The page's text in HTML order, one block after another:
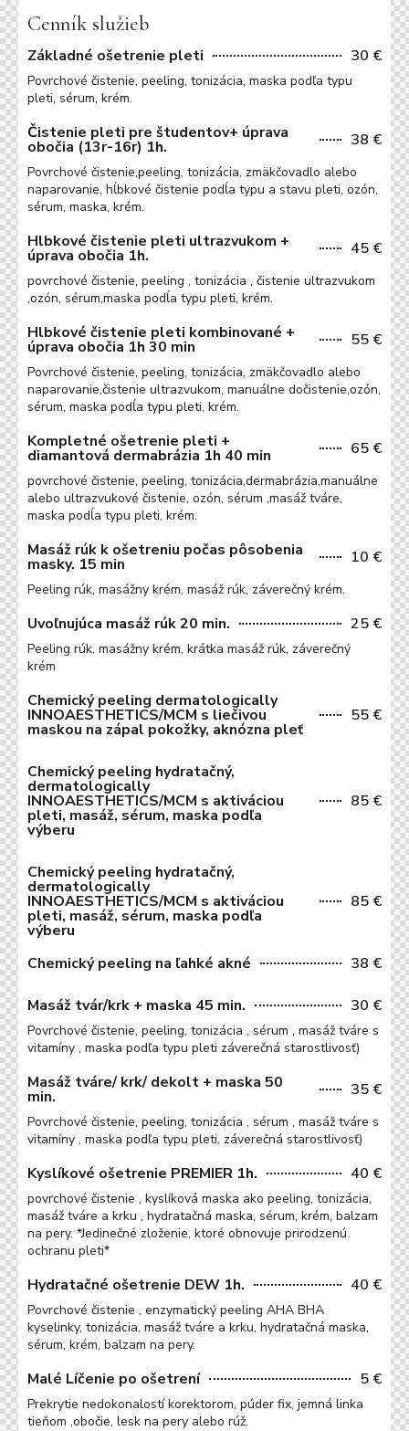
Cenník služieb
Základné ošetrenie pleti 30 €
Povrchové čistenie, peeling, tonizácia, maska podľa typu
pleti, sérum, krém.
Čistenie pleti pre študentov+ úprava
obočia (13r-16r) 1h. 38 €
Povrchové čistenie,peeling, tonizácia, zmäkčovadlo alebo
naparovanie, hĺbkové čistenie podĺa typu a stavu pleti, ozón,
sérum, maska, krém.
Hlbkové čistenie pleti ultrazvukom +
úprava obočia 1h. 45 €
povrchové čistenie, peeling , tonizácia , čistenie ultrazvukom
,ozón, sérum,maska podĺa typu pleti, krém.
Hlbkové čistenie pleti kombinované +
úprava obočia 1h 30 min 55 €
Povrchové čistenie, peeling, tonizácia, zmäkčovadlo alebo
naparovanie,čistenie ultrazvukom, manuálne dočistenie,ozón,
sérum, maska podĺa typu pleti, krém.
Kompletné ošetrenie pleti +
diamantová dermabrázia 1h 40 min 65 €
povrchové čistenie, peeling, tonizácia,dermabrázia,manuálne
alebo ultrazvukové čistenie, ozón, sérum ,masáž tváre,
maska podĺa typu pleti, krém.
Masáž rúk k ošetreniu počas pôsobenia
masky. 15 min 10 €
Peeling rúk, masážny krém, masáž rúk, záverečný krém.
Uvoľnujúca masáž rúk 20 min. 25 €
Peeling rúk, masážny krém, krátka masáž rúk, záverečný
krém
Chemický peeling dermatologically
INNOAESTHETICS/MCM s liečivou
maskou na zápal pokožky, aknózna pleť
55 €
Chemický peeling hydratačný,
dermatologically
INNOAESTHETICS/MCM s aktiváciou
pleti, masáž, sérum, maska podľa
výberu
85 €
Chemický peeling hydratačný,
dermatologically
INNOAESTHETICS/MCM s aktiváciou
pleti, masáž, sérum, maska podľa
výberu
85 €
Chemický peeling na ľahké akné 38 €
Masáž tvár/krk + maska 45 min. 30 €
Povrchové čistenie, peeling, tonizácia , sérum , masáž tváre s
vitamíny , maska podľa typu pleti záverečná starostlivosť)
Masáž tváre/ krk/ dekolt + maska 50
min. 35 €
Povrchové čistenie, peeling, tonizácia , sérum , masáž tváre s
vitamíny , maska podľa typu pleti, záverečná starostlivosť)
Kyslíkové ošetrenie PREMIER 1h. 40 €
povrchové čistenie , kyslíková maska ako peeling, tonizácia,
masáž tváre a krku , hydratačná maska, sérum, krém, balzam
na pery. *Jedinečné zloženie, ktoré obnovuje prirodzenú
ochranu pleti*
Hydratačné ošetrenie DEW 1h. 40 €
Povrchové čistenie , enzymatický peeling AHA BHA
kyselinky, tonizácia, masáž tváre a krku, hydratačná maska,
sérum, krém, balzam na pery.
Malé Líčenie po ošetrení 5 €
Prekrytie nedokonalostí korektorom, púder fix, jemná linka
tieňom ,obočie, lesk na pery alebo rúž.